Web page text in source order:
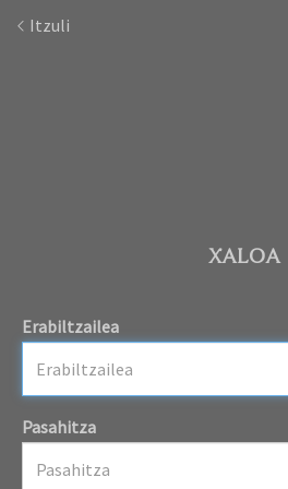
Itzuli
XALOA
Erabiltzailea
Pasahitza